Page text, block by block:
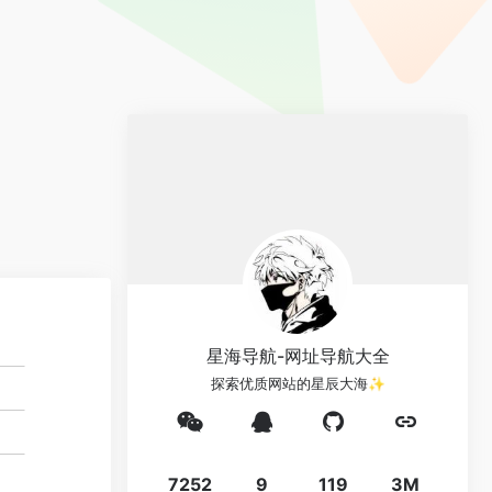
星海导航-网址导航大全
探索优质网站的星辰大海✨
7252 9 119 3M